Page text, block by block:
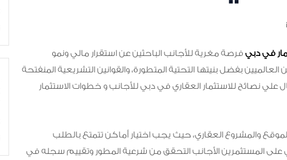
في دبيفرصة مغرية للأجانب الباحثين عن استقرار مالي ونمو
بفضل بنيتها التحتية المتطورة، والقوانين التشريعية المنفتحة
نصائح للاستثمار العقاري في دبي للأجانب و خطوات الاستثمار
والمشروع العقاري، حيث يجب اختيار أماكن تتمتع بالطلب
على المستثمرين الأجانب التحقق من شرعية المطور وتقييم سجله في